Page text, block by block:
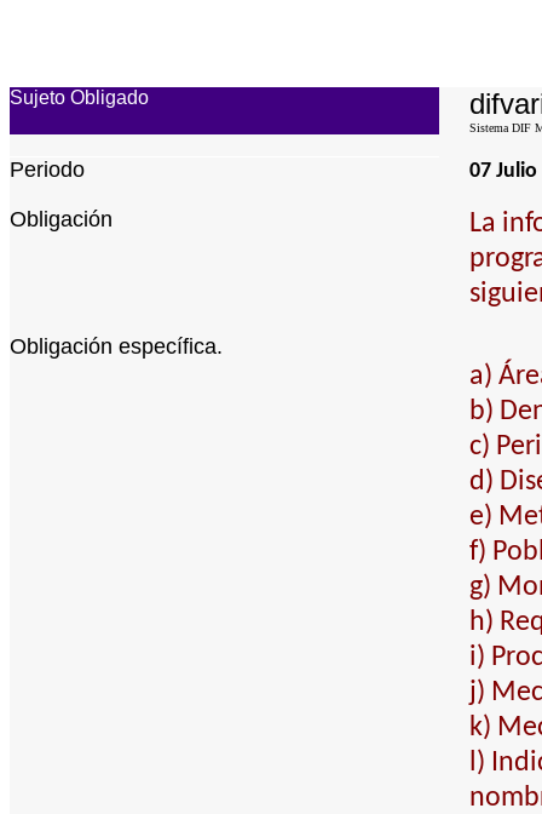
Sujeto Obligado
Sistema DIF
Periodo 07 Julio
Obligación
La
Obligación específica.
a)
b)
c)
d)
e)
f)
g)
h)
i)
j)
k)
l)